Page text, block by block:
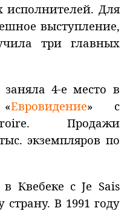
исполнителей. Для
выступление,
три главных
4-е место в
Евровидение» с
Продажи
экземпляров по
Квебеке с Je Sais
В 1991 году